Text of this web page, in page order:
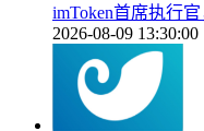
imToken首席执行
2026-08-09 13:30:00